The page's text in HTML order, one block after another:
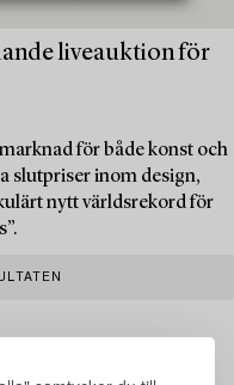
liveauktion för
för både konst och
slutpriser inom design,
nytt världsrekord för